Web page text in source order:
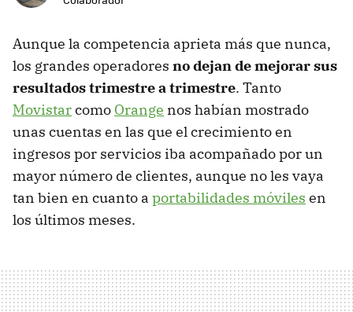
Aunque la competencia aprieta más que nunca,
los grandes operadores no dejan de mejorar sus
resultados trimestre a trimestre. Tanto
Movistarcomo Orange nos habían mostrado
unas cuentas en las que el crecimiento en
ingresos por servicios iba acompañado por un
mayor número de clientes, aunque no les vaya
tan bien en cuanto a portabilidades móviles en
los últimos meses.